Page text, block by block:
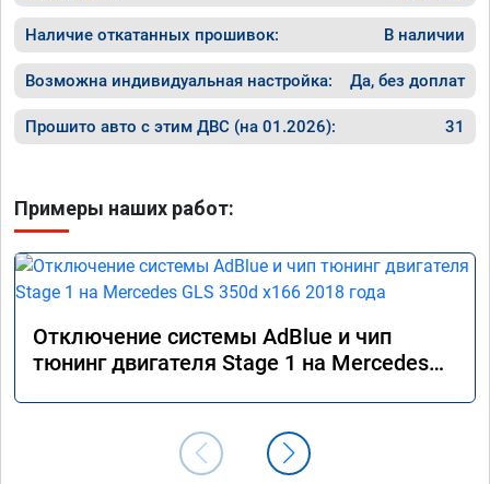
Наличие откатанных прошивок: В наличии
Возможна индивидуальная настройка: Да, без доплат
Прошито авто с этим ДВС (на 01.2026): 31
Примеры наших работ:
Отключение системы AdBlue и чип
тюнинг двигателя Stage 1 на Mercedes